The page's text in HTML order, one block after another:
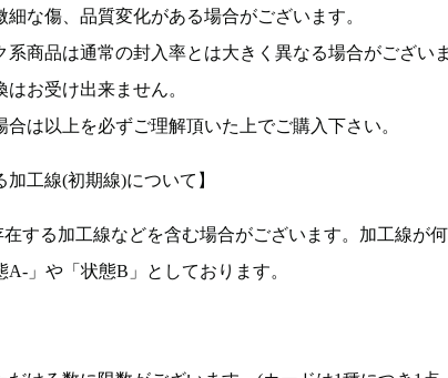
な傷、品質変化がある場合がございます。
商品は通常の封入率とは大きく異なる場合がございま
お受け出来ません。
は以上を必ずご理解頂いた上でご購入下さい。
工線(初期線)について】
する加工線などを含む場合がございます。加工線が何
」や「状態B」としております。